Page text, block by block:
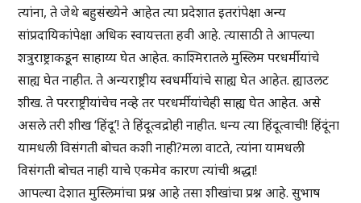
त्यांना, ते जेथे बहुसंख्येने आहेत त्या प्रदेशात इतरांपेक्षा अन्य
सांप्रदायिकांपेक्षा अधिक स्वायत्तता हवी आहे. त्यासाठी ते आपल्या
शत्रुराष्ट्राकडून साहाय्य घेत आहेत. काश्मिरातले मुस्लिम परधर्मीयांचे
साह्य घेत नाहीत. ते अन्यराष्ट्रीय स्वधर्मीयांचे साह्य घेत आहेत. ह्याउलट
शीख. ते परराष्ट्रीयांचेच नव्हे तर परधर्मीयांचेही साह्य घेत आहेत. असे
असले तरी शीख ‘हिंदू’! ते हिंदूत्वद्रोही नाहीत. धन्य त्या हिंदूत्वाची! हिंदूंना
यामधली विसंगती बोचत कशी नाही?मला वाटते, त्यांना यामधली
विसंगती बोचत नाही याचे एकमेव कारण त्यांची श्रद्धा!
आपल्या देशात मुस्लिमांचा प्रश्न आहे तसा शीखांचा प्रश्न आहे. सुभाष